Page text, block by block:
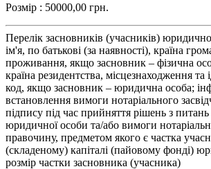
Розмір : 50000,00 грн.
Перелік засновників (учасників)
ім'я, по батькові (за наявності), країна
проживання, якщо засновник – фізична
країна резидентства, місцезнаходження та
код, якщо засновник – юридична особа;
встановлення вимоги нотаріального
підпису під час прийняття рішень з питань
юридичної особи та/або вимоги
правочину, предметом якого є частка
(складеному) капіталі (пайовому фонді)
розмір частки засновника (учасника)